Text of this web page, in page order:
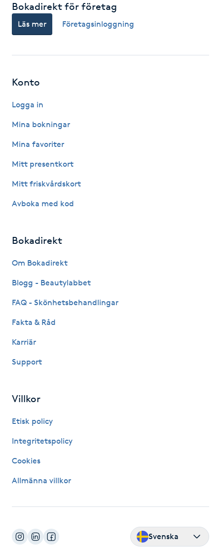
NBE-massage
Olaplex
Olaplexbehandling
Ombre
Ombre brows
Ortopedi
Osteopati
Paraffinbehandling
Pensionärklippning
Permanent
Permanent hårborttagning
Permanent ögonbrynsmakeup
Personlig tränare
Bokadirekt för företag
Läs mer Företagsinloggning
Konto
Logga in
Mina bokningar
Mina favoriter
Mitt presentkort
Mitt friskvårdskort
Avboka med kod
Bokadirekt
Om Bokadirekt
Blogg - Beautylabbet
FAQ - Skönhetsbehandlingar
Fakta & Råd
Karriär
Support
Villkor
Etisk policy
Integritetspolicy
Cookies
Allmänna villkor
Svenska